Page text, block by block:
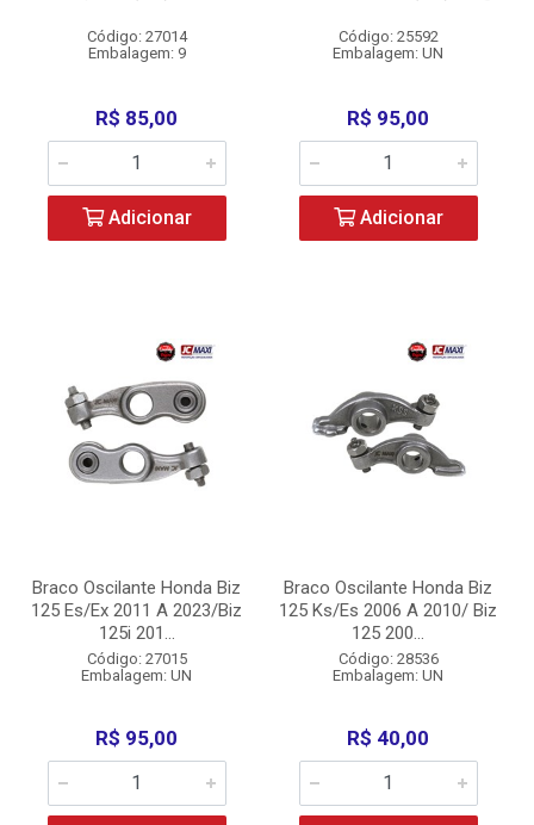
Código: 27014
Embalagem: 9
R$ 85,00
Adicionar
Código: 25592
Embalagem: UN
R$ 95,00
Adicionar
Braco Oscilante Honda Biz
125 Es/Ex 2011 A 2023/Biz
125i 201...
Código: 27015
Embalagem: UN
R$ 95,00
Braco Oscilante Honda Biz
125 Ks/Es 2006 A 2010/ Biz
125 200...
Código: 28536
Embalagem: UN
R$ 40,00